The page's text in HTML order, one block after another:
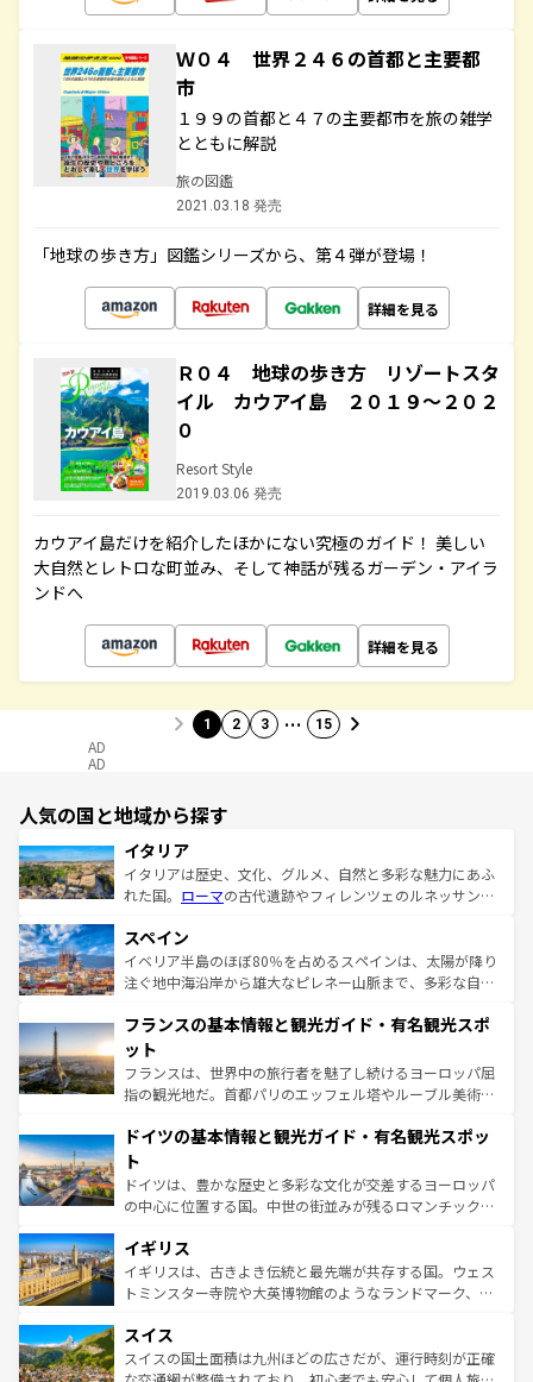
Ｗ０４ 世界２４６の首都と主要都
市
１９９の首都と４７の主要都市を旅の雑学
とともに解説
旅の図鑑
2021.03.18 発売
「地球の歩き方」図鑑シリーズから、第４弾が登場！
詳細を見る
Ｒ０４ 地球の歩き方 リゾートスタ
イル カウアイ島 ２０１９～２０２
０
Resort Style
2019.03.06 発売
カウアイ島だけを紹介したほかにない究極のガイド！ 美しい
大自然とレトロな町並み、そして神話が残るガーデン・アイラ
ンドへ
詳細を見る
1 2 3 … 15
AD
AD
人気の国と地域から探す
イタリア
イタリアは歴史、文化、グルメ、自然と多彩な魅力にあふ
れた国。 ローマの古代遺跡やフィレンツェのルネッサンス
ろん、トスカーナの美しい田園風景やアマルフィ海岸の絶
景など、自然景観も見逃せない。観光の合間には、本場の
ピザやパスタなど、絶品のイタリア料理を堪能することも
ませてくれるイタリアで、忘れられない旅をしてみよう！
なお、新着のイタリア情報は
しい。
スペイン
イベリア半島のほぼ80％を占めるスペインは、太陽が降り
注ぐ地中海沿岸から雄大なピレネー山脈まで、多彩な自然
文化が根付くこの国では、情熱的なフラメンコ、熱気あふ
れる闘牛、そして美味しいタパスが生活の一部となってい
る。首都マドリードの洗練された雰囲気や、バルセロナの
アートに溢れた街角から、地方では古代ローマ遺跡や中世
せる。地方によって風土や気候が異なるスペインはその個
ンテンツ一覧 を参照してほしい。
フランスの基本情報と観光ガイド・有名観光スポ
ット
フランスは、世界中の旅行者を魅了し続けるヨーロッパ屈
指の観光地だ。首都パリのエッフェル塔やルーブル美術館
で、幅広い魅力が詰まっている。華麗な宮殿、歴史的な大
聖堂、美しいビーチ、そして豊かな自然が、訪れる者を心
から魅了する。また、フランスは美食の国としても知ら
れ、フランス料理はユネスコ無形文化遺産にも登録されて
香り高いラベンダー畑など、多彩な楽しみ方が可能だ。さ
らに、パリ以外の地域にも魅力が溢れており、どの街角に
も豊かな歴史と文化が息づいている。パリ以外の個性あふ
を参照してほしい。
ドイツの基本情報と観光ガイド・有名観光スポッ
ト
ドイツは、豊かな歴史と多彩な文化が交差するヨーロッパ
の中心に位置する国。中世の街並みが残るロマンチック街
顔を持つこの国は、どこを歩いても飽きることがない。ベ
ルリンの文化的活気、バイエルン州のアルプスの絶景、そ
してライン川沿いのワイン畑といった風景は必見。ビール
は、お酒好きな人にはぜひ体験してほしい。 なお、新着の
ドイツ情報はコンテンツ一覧を参照してほしい。
イギリス
イギリスは、古きよき伝統と最先端が共存する国。ウェス
トミンスター寺院や大英博物館のようなランドマーク、歴
リアごとに異なる魅力がある。また、優雅なアフタヌーン
ティー、ビール好きにはたまらない英国パブ、サッカー観
戦など、本場だからこそできる体験も豊富。イギリスを旅
スイス
スイスの国土面積は九州ほどの広さだが、運行時刻が正確